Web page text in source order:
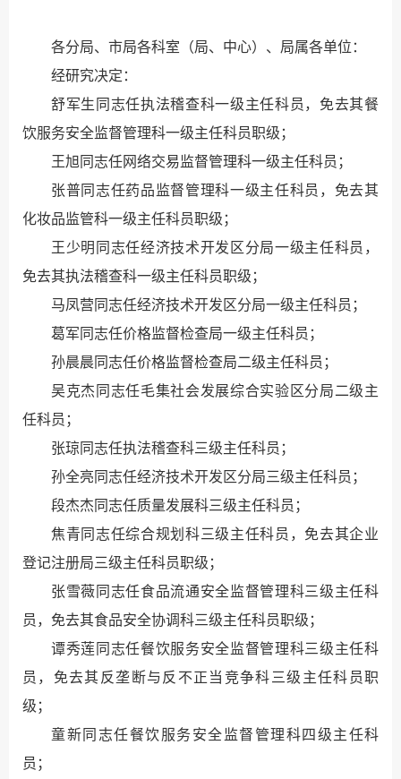
各分局、市局各科室（局、中心）、局属各单位：
经研究决定：
舒军生同志任执法稽查科一级主任科员，免去其餐
饮服务安全监督管理科一级主任科员职级；
王旭同志任网络交易监督管理科一级主任科员；
张普同志任药品监督管理科一级主任科员，免去其
化妆品监管科一级主任科员职级；
王少明同志任经济技术开发区分局一级主任科员，
免去其执法稽查科一级主任科员职级；
马凤营同志任经济技术开发区分局一级主任科员；
葛军同志任价格监督检查局一级主任科员；
孙晨晨同志任价格监督检查局二级主任科员；
吴克杰同志任毛集社会发展综合实验区分局二级主
任科员；
张琼同志任执法稽查科三级主任科员；
孙全亮同志任经济技术开发区分局三级主任科员；
段杰杰同志任质量发展科三级主任科员；
焦青同志任综合规划科三级主任科员，免去其企业
登记注册局三级主任科员职级；
张雪薇同志任食品流通安全监督管理科三级主任科
员，免去其食品安全协调科三级主任科员职级；
谭秀莲同志任餐饮服务安全监督管理科三级主任科
员，免去其反垄断与反不正当竞争科三级主任科员职
级；
童新同志任餐饮服务安全监督管理科四级主任科
员；